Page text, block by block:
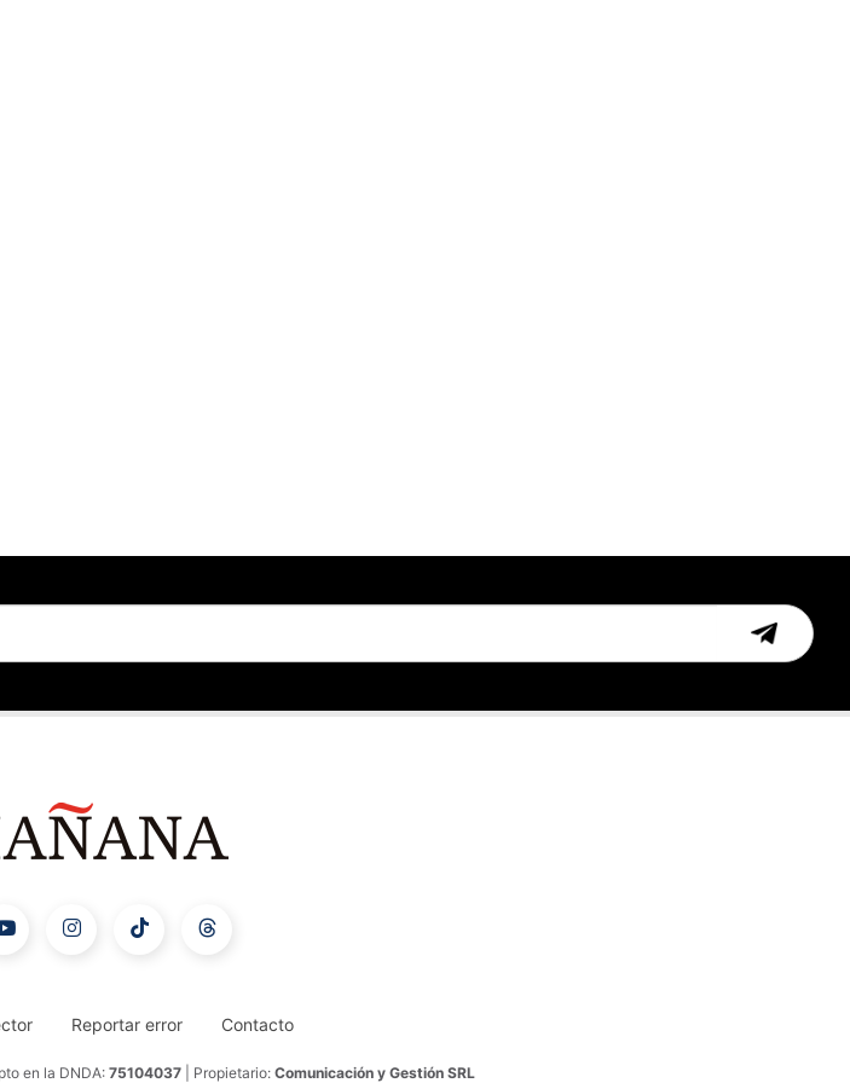
Reportar error Contacto
en la DNDA:75104037 | Propietario: Comunicación y Gestión SRL